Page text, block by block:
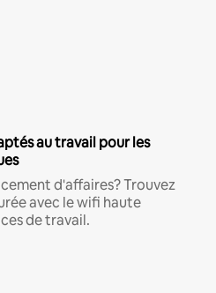
au travail pour les
d'affaires? Trouvez
avec le wifi haute
de travail.